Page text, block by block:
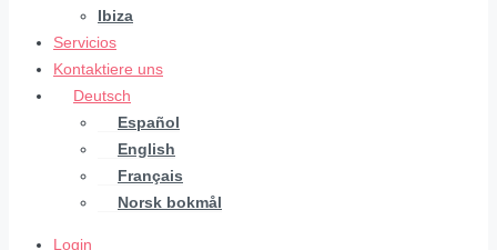
Ibiza
Servicios
Kontaktiere uns
Deutsch
Español
English
Français
Norsk bokmål
Login